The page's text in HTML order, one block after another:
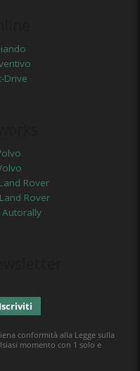
Drive
Rover
Rover
Autorally